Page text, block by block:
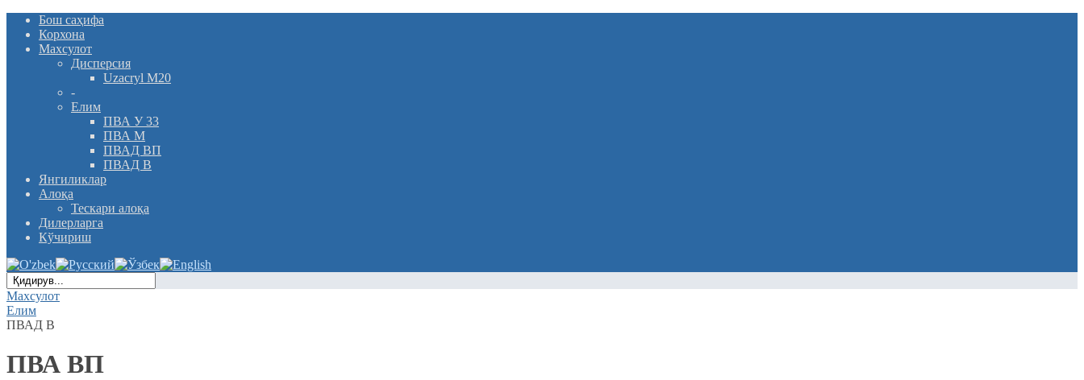
Бош саҳифа
Корхона
Махсулот
Дисперсия
Uzacryl M20
-
Елим
ПВА У 33
ПВА М
ПВАД ВП
ПВАД В
Янгиликлар
Алоқа
Тескари алоқа
Дилерларга
Кўчириш
Махсулот
Елим
ПВАД В
ПВА ВП